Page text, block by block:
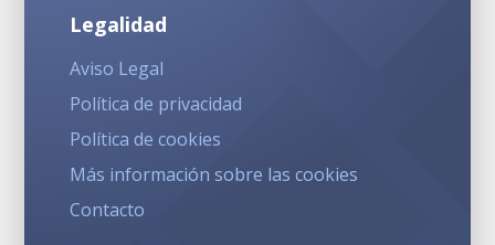
Legalidad
Aviso Legal
Política de privacidad
Política de cookies
Más información sobre las cookies
Contacto